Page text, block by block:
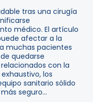
tras una cirugía
médico. El artículo
afectar a la
muchas pacientes
quedarse
con la
los
sanitario sólido
seguro...